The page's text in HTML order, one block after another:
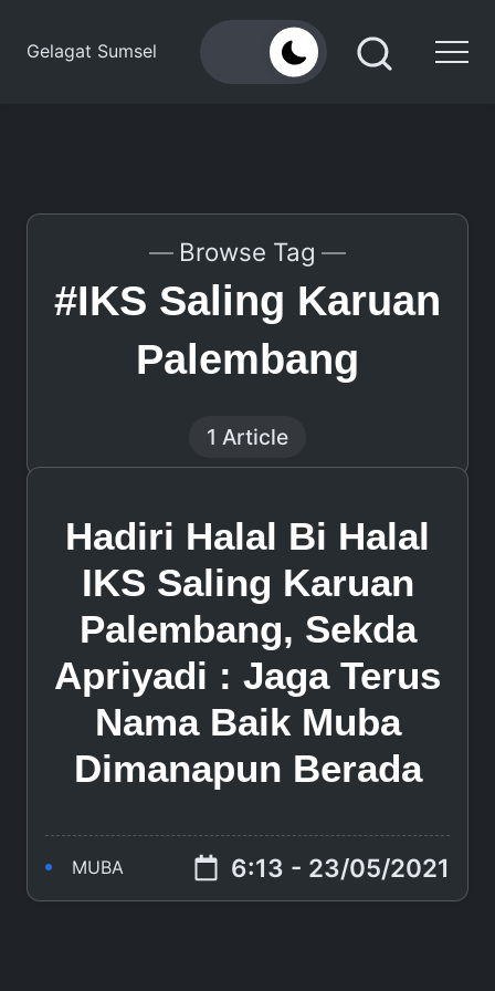
Gelagat Sumsel
Browse Tag
#IKS Saling Karuan
Palembang
1 Article
Hadiri Halal Bi Halal
IKS Saling Karuan
Palembang, Sekda
Apriyadi : Jaga Terus
Nama Baik Muba
Dimanapun Berada
MUBA 6:13 - 23/05/2021